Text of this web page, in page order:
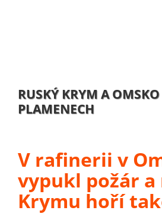
RUSKÝ KRYM A
PLAMENECH
V rafinerii v
vypukl požár a
Krymu hoří